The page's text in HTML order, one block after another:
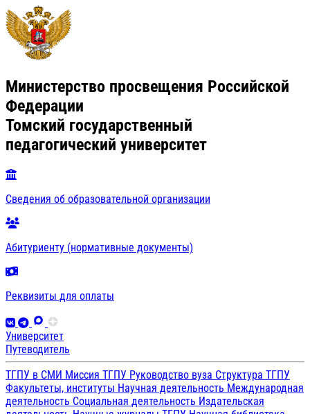
Министерство просвещения Российской
Федерации
Томский государственный
педагогический университет
Сведения об образовательной организации
Абитуриенту (нормативные документы)
Реквизиты для оплаты
Университет
Путеводитель
ТГПУ в СМИ Миссия ТГПУ Руководство вуза Структура ТГПУ
Факультеты, институты Научная деятельность Международная
деятельность Социальная деятельность Издательская